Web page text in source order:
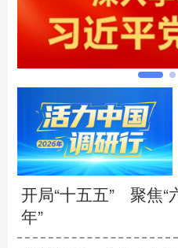
开局“十五五” 聚焦“
年”